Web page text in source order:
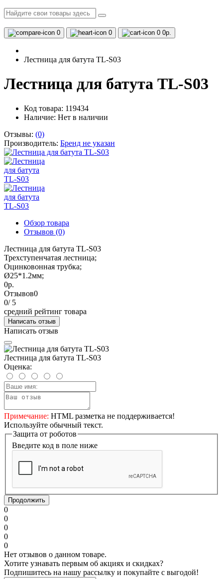
0 0 0 0р.
Лестница для батута TL-S03
Лестница для батута TL-S03
Код товара: 119434
Наличие: Нет в наличии
Отзывы: (0)
Производитель: Бренд не указан
Обзор товара
Отзывов (0)
Лестница для батута TL-S03
Трехступенчатая лестница;
Оцинковонная трубка;
Ø25*1.2мм;
0р.
Отзывов0
0/ 5
средний рейтинг товара
Написать отзыв
Написать отзыв
Лестница для батута TL-S03
Оценка:
Примечание: HTML разметка не поддерживается!
Используйте обычный текст.
Защита от роботов
Введите код в поле ниже
Продолжить
0
0
0
0
0
Нет отзывов о данном товаре.
Хотите узнавать первым об акциях и скидках?
Подпишитесь на нашу рассылку и покупайте с выгодой!